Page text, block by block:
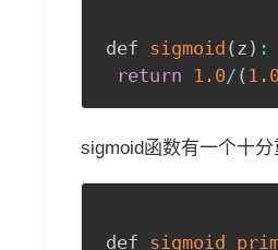
def sigmoid ( z ) :
return
1.0/ ( 1.0
sigmoid函数有一个十分
def